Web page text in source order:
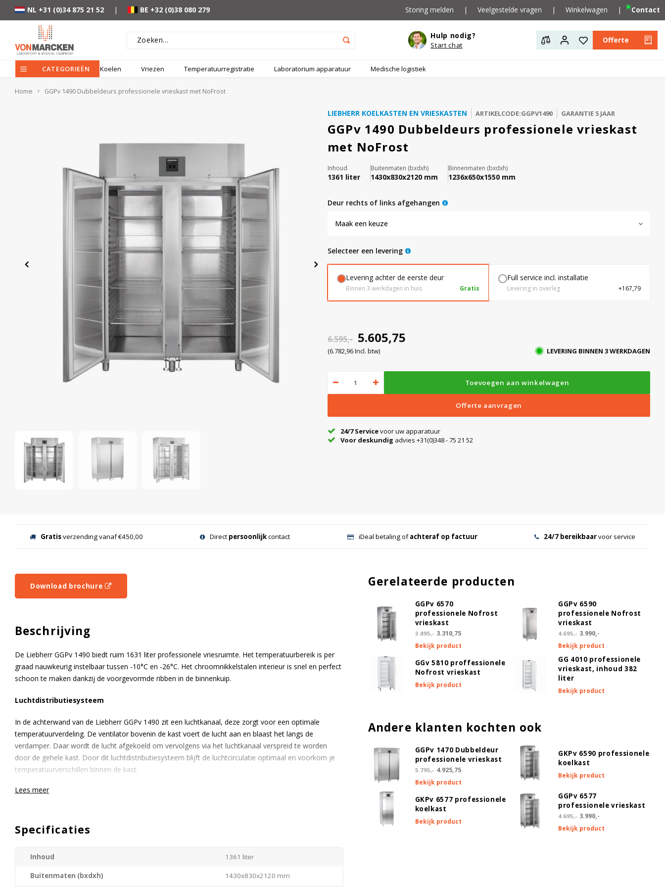
NL +31 (0)34 875 21 52 | BE +32 (0)38 080 279 Storing melden | Veelgestelde vragen | Winkelwagen | Contact
Hulp nodig?
Start chat
Offerte
CATEGORIEËN Koelen Vriezen Temperatuurregistratie Laboratorium apparatuur Medische logistiek
Home GGPv 1490 Dubbeldeurs professionele vrieskast met NoFrost
LIEBHERR KOELKASTEN EN VRIESKASTEN ARTIKELCODE:GGPV1490 GARANTIE 5 JAAR
GGPv 1490 Dubbeldeurs professionele vrieskast
met NoFrost
Inhoud
1361 liter
Buitenmaten (bxdxh)
1430x830x2120 mm
Binnenmaten (bxdxh)
1236x650x1550 mm
deur rechts of links afgehangen
Maak een keuze
Selecteer een levering
Levering achter de eerste deur
Binnen 3 werkdagen in huis Gratis
Full service incl. installatie
Levering in overleg +167,79
6.595,- 5.605,75
(6.782,96 Incl. btw) LEVERING BINNEN 3 WERKDAGEN
Toevoegen aan winkelwagen
Offerte aanvragen
24/7 Servicevoor uw apparatuur
Voor deskundig advies +31(0)348 - 75 21 52
Gratisverzending vanaf €450,00 Direct persoonlijkcontact iDeal betaling ofachteraf op factuur 24/7 bereikbaarvoor service
Download brochure
Beschrijving
De Liebherr GGPv 1490 biedt ruim 1631 liter professionele vriesruimte. Het temperatuurbereik is per
graad nauwkeurig instelbaar tussen -10°C en -26°C. Het chroomnikkelstalen interieur is snel en perfect
schoon te maken dankzij de voorgevormde ribben in de binnenkuip.
Luchtdistributiesysteem
In de achterwand van de Liebherr GGPv 1490 zit een luchtkanaal, deze zorgt voor een optimale
temperatuurverdeling. De ventilator bovenin de kast voert de lucht aan en blaast het langs de
verdamper. Daar wordt de lucht afgekoeld om vervolgens via het luchtkanaal verspreid te worden
door de gehele kast. Door dit luchtdistributiesysteem blijft de luchtcirculatie optimaal en voorkom je
temperatuurverschillen binnen de kast.
Deurophanging
kosteloos worden omgezet tot een linksdraaiende deur.
oppervlakte voor de warmte afvoer zo efficiënt mogelijk te maken. Dit leidt tot betere koelprestaties
Lees meer
Specificaties
Inhoud 1361 liter
Buitenmaten (bxdxh) 1430x830x2120 mm
Gerelateerde producten
GGPv 6570
professionele Nofrost
vrieskast
3.895,- 3.310,75
Bekijk product
GGPv 6590
professionele Nofrost
vrieskast
4.695,- 3.990,-
Bekijk product
GGv 5810 proffessionele
Nofrost vrieskast
Bekijk product
GG 4010 professionele
vrieskast, inhoud 382
liter
Bekijk product
Andere klanten kochten ook
GGPv 1470 Dubbeldeur
professionele vrieskast
5.795,- 4.925,75
Bekijk product
GKPv 6590 professionele
koelkast
Bekijk product
GKPv 6577 professionele
koelkast
Bekijk product
GGPv 6577
professionele vrieskast
4.695,- 3.990,-
Bekijk product